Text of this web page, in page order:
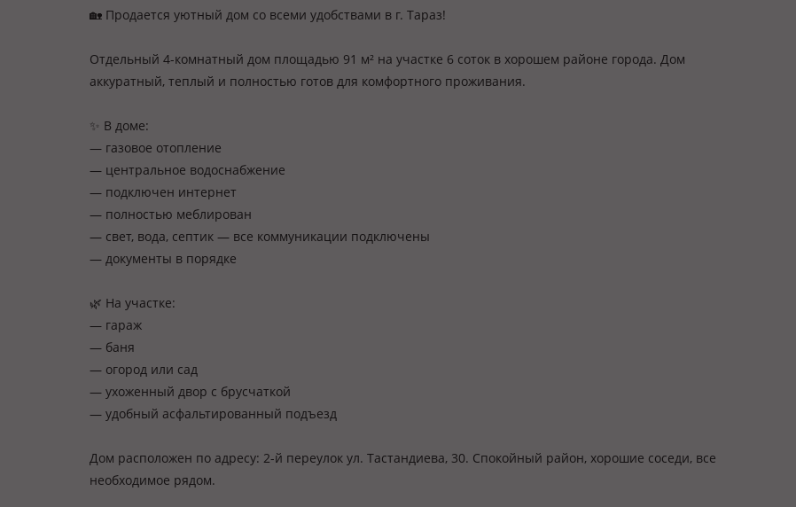
🏡 Продается уютный дом со всеми удобствами в г. Тараз!
Отдельный 4-комнатный дом площадью 91 м² на участке 6 соток в хорошем районе города. Дом
аккуратный, теплый и полностью готов для комфортного проживания.
✨ В доме:
— газовое отопление
— центральное водоснабжение
— подключен интернет
— полностью меблирован
— свет, вода, септик — все коммуникации подключены
— документы в порядке
🌿 На участке:
— гараж
— баня
— огород или сад
— ухоженный двор с брусчаткой
— удобный асфальтированный подъезд
Дом расположен по адресу: 2-й переулок ул. Тастандиева, 30. Спокойный район, хорошие соседи, все
необходимое рядом.